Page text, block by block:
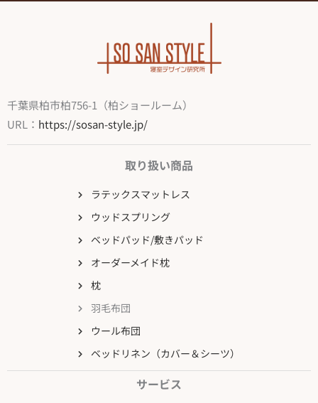
取り扱い商品
ラテックスマットレス
ウッドスプリング
ベッドパッド/敷きパッド
オーダーメイド枕
枕
羽毛布団
ウール布団
ベッドリネン（カバー＆シーツ）
サービス
千葉県柏市柏756-1（柏ショールーム）
URL： https://sosan-style.jp/